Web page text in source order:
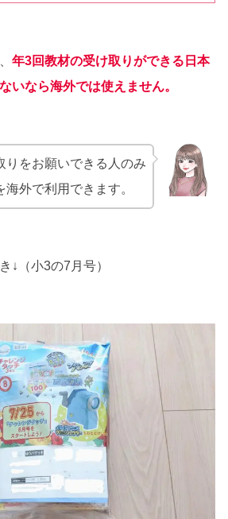
年3回教材の受け取りができる日本
いなら海外では使えません。
りをお願いできる人のみ
外で利用できます。
↓（小3の7月号）